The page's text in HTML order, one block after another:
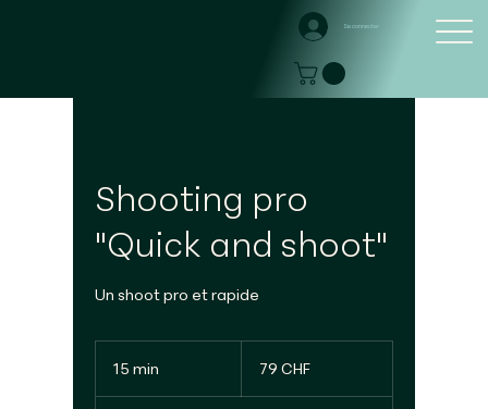
Se connecter
Shooting pro
"Quick and shoot"
Un shoot pro et rapide
15 min
5
suisses79 CHF